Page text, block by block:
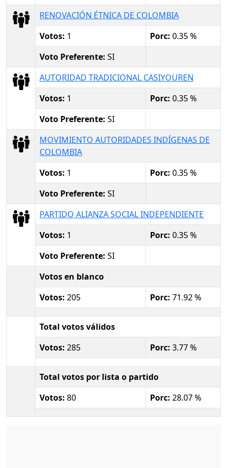
RENOVACIÓN ÉTNICA DE COLOMBIA
Votos: 1 Porc: 0.35 %
Voto Preferente: SI
AUTORIDAD TRADICIONAL CASIYOUREN
Votos: 1 Porc: 0.35 %
Voto Preferente: SI
MOVIMIENTO AUTORIDADES INDÍGENAS DE
COLOMBIA
Votos: 1 Porc: 0.35 %
Voto Preferente: SI
PARTIDO ALIANZA SOCIAL INDEPENDIENTE
Votos: 1 Porc: 0.35 %
Voto Preferente: SI
Votos en blanco
Votos: 205 Porc: 71.92 %
Total votos válidos
Votos: 285 Porc: 3.77 %
Total votos por lista o partido
Votos: 80 Porc: 28.07 %